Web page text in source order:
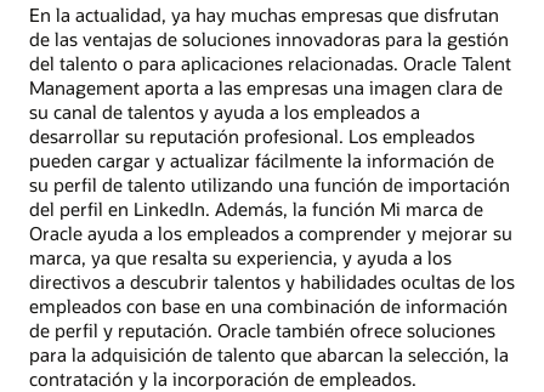
En la actualidad, ya hay muchas empresas que disfrutan
de las ventajas de soluciones innovadoras para la gestión
del talento o para aplicaciones relacionadas. Oracle Talent
Management aporta a las empresas una imagen clara de
su canal de talentos y ayuda a los empleados a
desarrollar su reputación profesional. Los empleados
pueden cargar y actualizar fácilmente la información de
su perfil de talento utilizando una función de importación
del perfil en LinkedIn. Además, la función Mi marca de
Oracle ayuda a los empleados a comprender y mejorar su
marca, ya que resalta su experiencia, y ayuda a los
directivos a descubrir talentos y habilidades ocultas de los
empleados con base en una combinación de información
de perfil y reputación. Oracle también ofrece soluciones
para la adquisición de talento que abarcan la selección, la
contratación y la incorporación de empleados.